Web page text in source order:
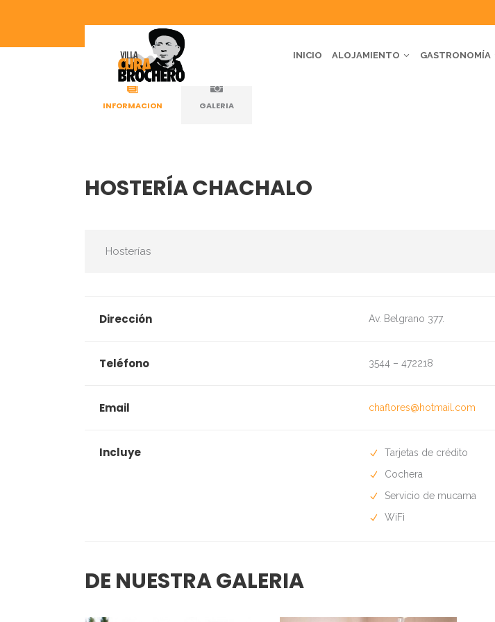
INICIO ALOJAMIENTO GASTRONOMÍA
INFORMACION GALERIA
HOSTERÍA CHACHALO
Hosterías
Dirección Av. Belgrano 377.
Teléfono 3544 – 472218
Email chaflores@hotmail.com
Incluye Tarjetas de crédito
Cochera
Servicio de mucama
WiFi
DE NUESTRA GALERIA